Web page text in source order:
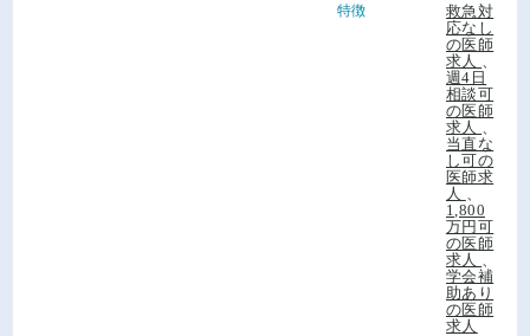
特徴
救急対
応なし
の医師
求人
週4日
相談可
の医師
求人
当直な
し可の
医師求
人
1,800
万円可
の医師
求人
学会補
助あり
の医師
求人